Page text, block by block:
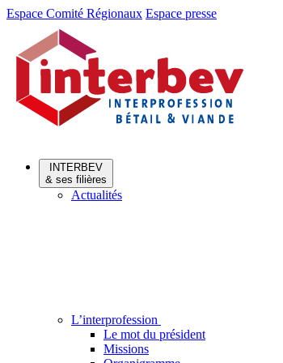
Aller
Aller
contenu
Espace Comité Régionaux Espace presse
INTERBEV
& ses filières
Actualités
L’interprofession
Le mot du président
Missions